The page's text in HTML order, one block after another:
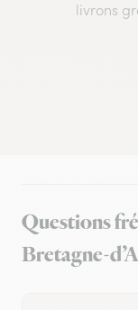
livrons
Questions
Bretagne-